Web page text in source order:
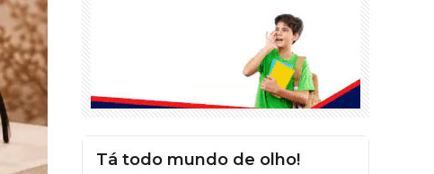
Tá todo mundo de olho!